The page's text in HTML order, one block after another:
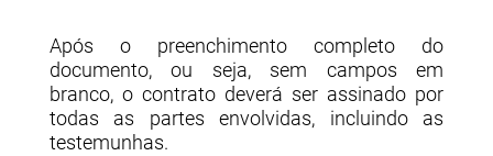
Após o preenchimento completo do
documento, ou seja, sem campos em
branco, o contrato deverá ser assinado por
todas as partes envolvidas, incluindo as
testemunhas.